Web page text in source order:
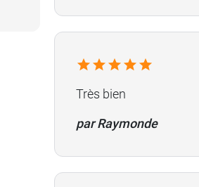
Très bien
par Raymonde